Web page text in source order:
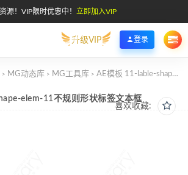
源！VIP限时优惠中！ 立即加入VIP
升级VIP 登录
> MG动态库 > MG工具库 > AE模板 11-lable-shape-elem-11不规则形状标签文本框
喜欢收藏:
elem-11不规则形状标签文本框